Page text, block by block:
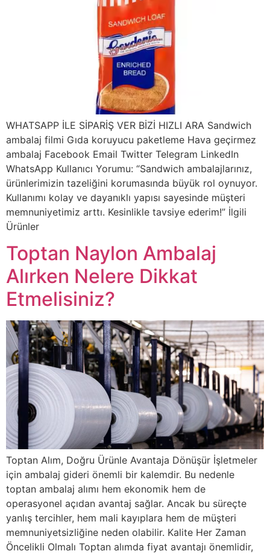
WHATSAPP İLE SİPARİŞ VER BİZİ HIZLI ARA Sandwich
ambalaj filmi Gıda koruyucu paketleme Hava geçirmez
ambalaj Facebook Email Twitter Telegram LinkedIn
WhatsApp Kullanıcı Yorumu: “Sandwich ambalajlarınız,
ürünlerimizin tazeliğini korumasında büyük rol oynuyor.
Kullanımı kolay ve dayanıklı yapısı sayesinde müşteri
memnuniyetimiz arttı. Kesinlikle tavsiye ederim!” İlgili
Ürünler
Toptan Naylon Ambalaj
Alırken Nelere Dikkat
Etmelisiniz?
Toptan Alım, Doğru Ürünle Avantaja Dönüşür İşletmeler
için ambalaj gideri önemli bir kalemdir. Bu nedenle
toptan ambalaj alımı hem ekonomik hem de
operasyonel açıdan avantaj sağlar. Ancak bu süreçte
yanlış tercihler, hem mali kayıplara hem de müşteri
memnuniyetsizliğine neden olabilir. Kalite Her Zaman
Öncelikli Olmalı Toptan alımda fiyat avantajı önemlidir,